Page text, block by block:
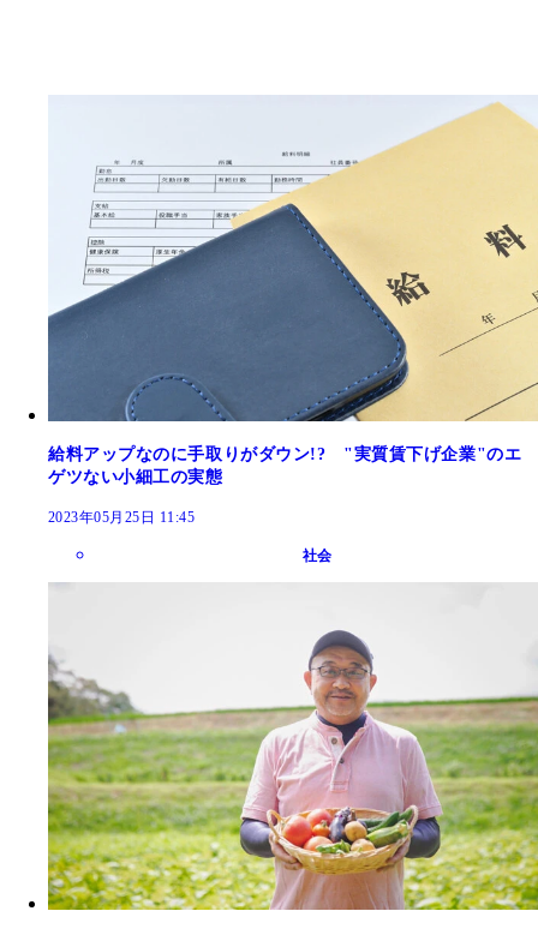
給料アップなのに手取りがダウン!? "実質賃下げ企業"のエ
ゲツない小細工の実態
2023年05月25日 11:45
社会